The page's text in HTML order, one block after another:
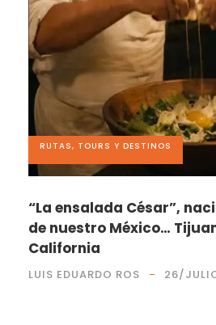
RUTAS, TOURS Y DESTINOS
“La ensalada César”,
de nuestro México…
California
LUIS EDUARDO ROS 26/